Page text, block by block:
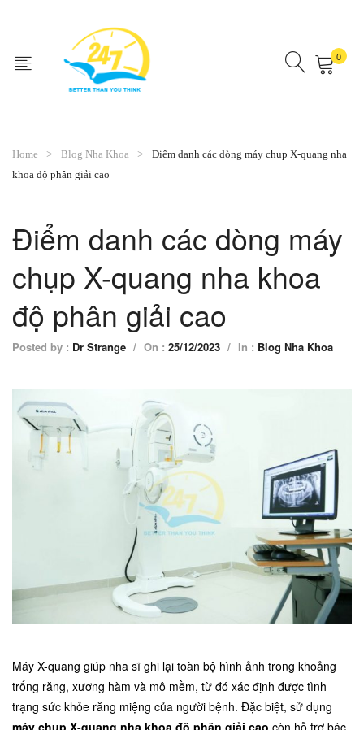
0
Home Blog Nha Khoa
Điểm danh các dòng máy chụp X-quang nha
khoa độ phân giải cao
Điểm danh các dòng máy
chụp X-quang nha khoa
độ phân giải cao
Posted by : Dr Strange / On : 25/12/2023 / In : Blog Nha Khoa
Máy X-quang giúp nha sĩ ghi lại toàn bộ hình ảnh trong khoảng
trống răng, xương hàm và mô mềm, từ đó xác định được tình
trạng sức khỏe răng miệng của người bệnh. Đặc biệt, sử dụng